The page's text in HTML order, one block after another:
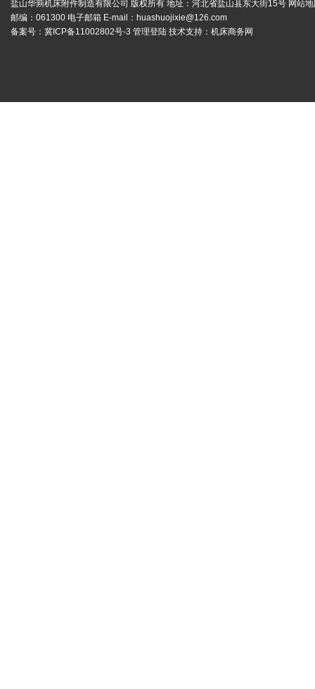
盐山华蒴机床附件制造有限公司 版权所有 地址：河北省盐山县东大街15号 网站
邮编：061300 电子邮箱 E-mail： huashuojixie@126.com
备案号： 冀ICP备11002802号-3 管理登陆 技术支持： 机床商务网